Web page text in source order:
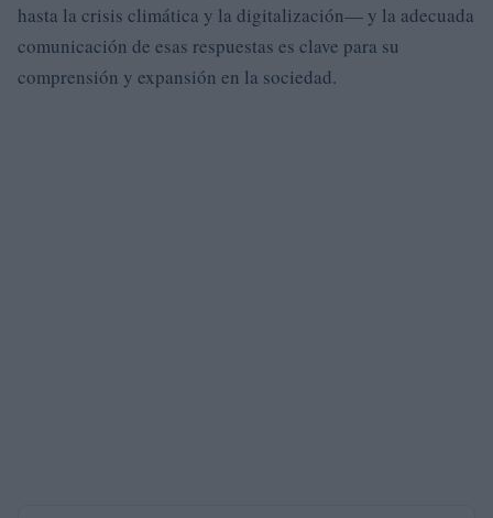
hasta la crisis climática y la digitalización— y la adecuada
comunicación de esas respuestas es clave para su
comprensión y expansión en la sociedad.